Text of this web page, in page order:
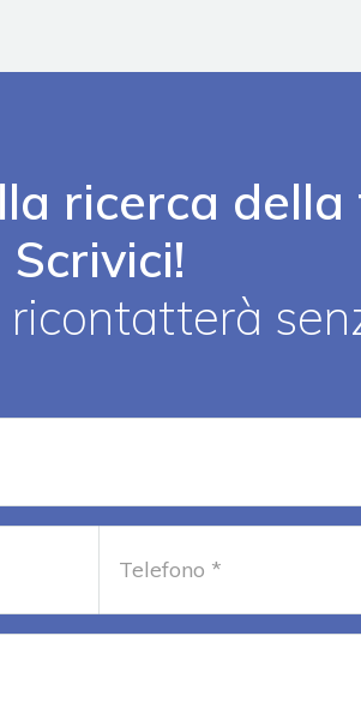
ricerca della
Scrivici!